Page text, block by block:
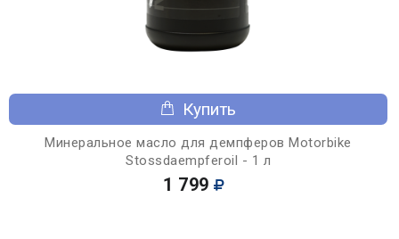
Купить
Минеральное масло для демпферов Motorbike
Stossdaempferoil - 1 л
1 799